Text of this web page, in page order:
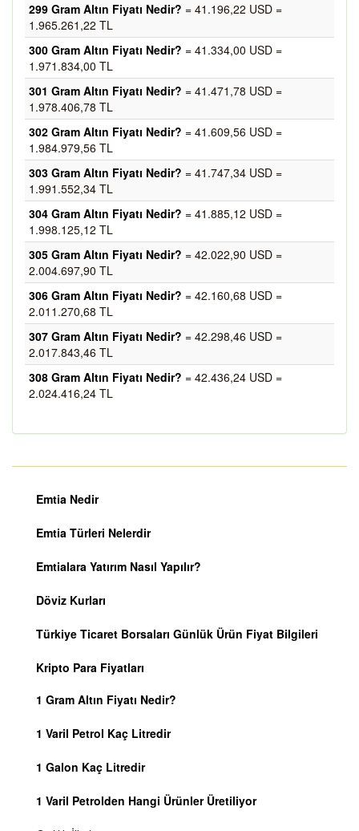
299 Gram Altın Fiyatı Nedir? = 41.196,22 USD =
1.965.261,22 TL
300 Gram Altın Fiyatı Nedir? = 41.334,00 USD =
1.971.834,00 TL
301 Gram Altın Fiyatı Nedir? = 41.471,78 USD =
1.978.406,78 TL
302 Gram Altın Fiyatı Nedir? = 41.609,56 USD =
1.984.979,56 TL
303 Gram Altın Fiyatı Nedir? = 41.747,34 USD =
1.991.552,34 TL
304 Gram Altın Fiyatı Nedir? = 41.885,12 USD =
1.998.125,12 TL
305 Gram Altın Fiyatı Nedir? = 42.022,90 USD =
2.004.697,90 TL
306 Gram Altın Fiyatı Nedir? = 42.160,68 USD =
2.011.270,68 TL
307 Gram Altın Fiyatı Nedir? = 42.298,46 USD =
2.017.843,46 TL
308 Gram Altın Fiyatı Nedir? = 42.436,24 USD =
2.024.416,24 TL
Emtia Nedir
Emtia Türleri Nelerdir
Emtialara Yatırım Nasıl Yapılır?
Döviz Kurları
Türkiye Ticaret Borsaları Günlük Ürün Fiyat Bilgileri
Kripto Para Fiyatları
1 Gram Altın Fiyatı Nedir?
1 Varil Petrol Kaç Litredir
1 Galon Kaç Litredir
1 Varil Petrolden Hangi Ürünler Üretiliyor